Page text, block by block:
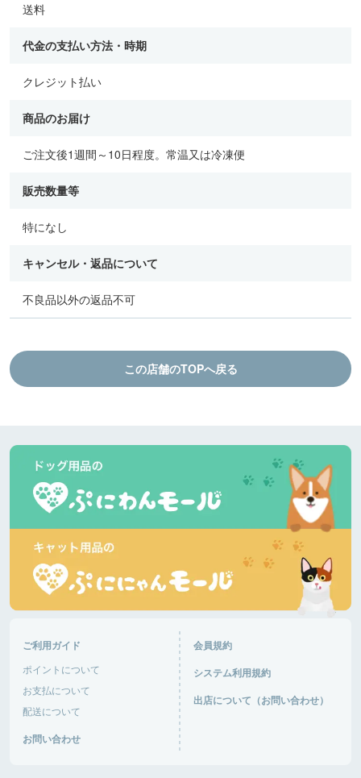
送料
代金の支払い方法・時期
クレジット払い
商品のお届け
ご注文後1週間～10日程度。常温又は冷凍便
販売数量等
特になし
キャンセル・返品について
不良品以外の返品不可
この店舗のTOPへ戻る
ご利用ガイド
ポイントについて
お支払について
配送について
お問い合わせ
会員規約
システム利用規約
出店について（お問い合わせ）